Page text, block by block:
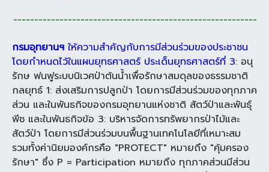
----------------------------------------------------------
กรมอุทยานฯให้ความสำคัญกับการมีส่วนร่วมของประชาชน
โดยกำหนดไว้ในแผนยุทธศาสตร์ ประเด็นยุทธศาสตร์ที่ 3: อนุ
รักษ ฟนฟูระบบนิเวศป่าต้นน้ำเพื่อรักษาสมดุลของธรรมชาติ
กลยุทธ์ 1: ส่งเสริมการปลูกป่า โดยการมีส่วนร่วมของทุกภาค
ส่วน และในพันธกิจของกรมอุทยานแห่งชาติ สัตว์ป่าและพันธุ์
พีช และในพันธกิจข้อ 3: บริหารจัดการทรัพยากรป่าไม้และ
สัตว์ป่า โดยการมีส่วนร่วมบนพื้นฐานเทคโนโลยีที่เหมาะสม
รวมทั้งค่านิยมองค์กรคือ "PROTECT" หมายถึง "คุ้มครอง
รักษา" ซึ่ง P = Participation หมายถึง ทุกภาคส่วนมีส่วน